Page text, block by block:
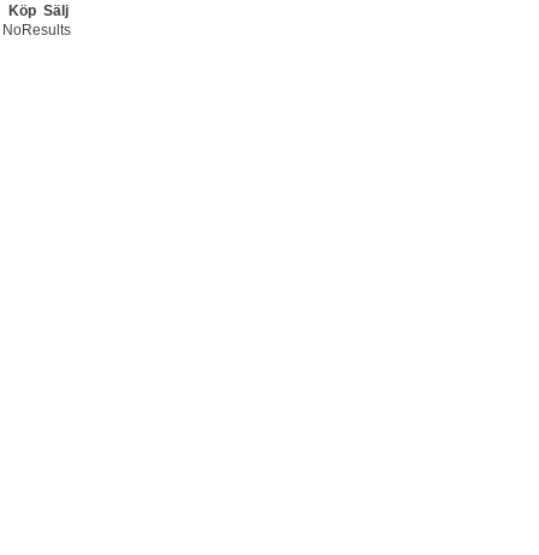
Köp Sälj
NoResults